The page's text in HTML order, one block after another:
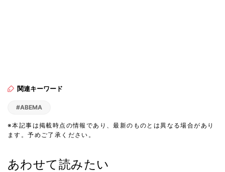
関連キーワード
#ABEMA
※本記事は掲載時点の情報であり、最新のものとは異なる場合があり
ます。予めご了承ください。
あわせて読みたい